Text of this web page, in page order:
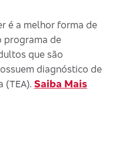
é a melhor forma de
programa de
que são
diagnóstico de
(TEA). Saiba Mais